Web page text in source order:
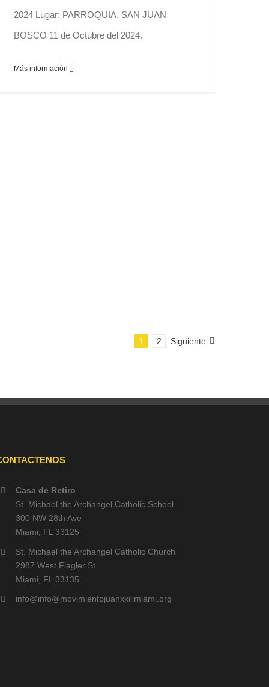
2024 Lugar: PARROQUIA, SAN JUAN
BOSCO 11 de Octubre del 2024.
Más información
1 2 Siguiente
Casa de Retiro
St. Michael the Archangel Catholic School
300 NW 28th Ave
Miami, FL 33125
St. Michael the Archangel Catholic Church
2987 West Flagler St
Miami, FL 33135
info@info@movimientojuanxxiiimiami.org